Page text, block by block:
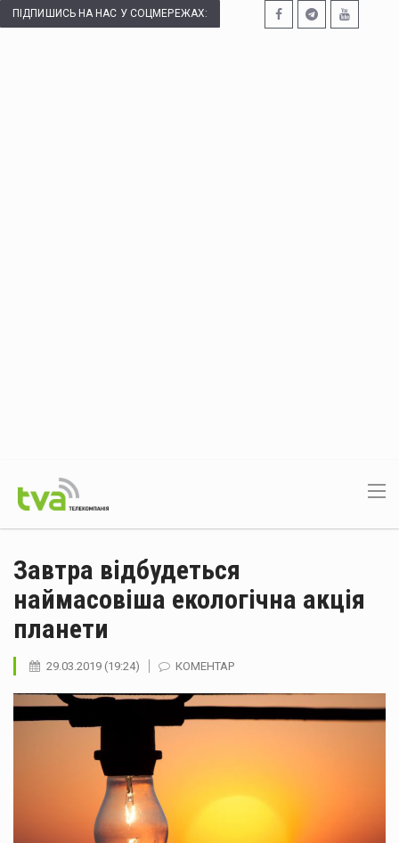
ПІДПИШИСЬ НА НАС У СОЦМЕРЕЖАХ:
Завтра відбудеться
наймасовіша екологічна акція
планети
29.03.2019 (19:24) КОМЕНТАР